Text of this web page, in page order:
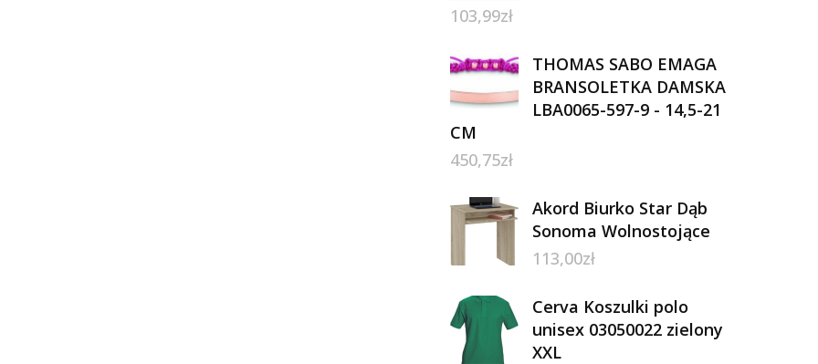
103,99zł
THOMAS SABO EMAGA
BRANSOLETKA DAMSKA
LBA0065-597-9 - 14,5-21
CM
450,75zł
Akord Biurko Star Dąb
Sonoma Wolnostojące
113,00zł
Cerva Koszulki polo
unisex 03050022 zielony
XXL